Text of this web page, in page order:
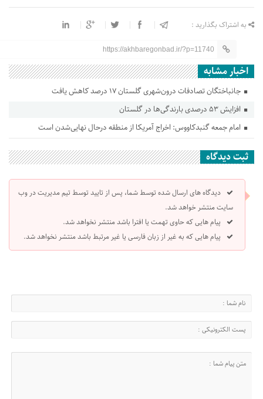
به اشتراک بگذارید :
https://akhbaregonbad.ir/?p=11740
اخبار مشابه
جانباختگان تصادفات درون‌شهری گلستان ۱۷ درصد کاهش یافت
افزایش ۵۳ درصدی بارندگی‌ها در گلستان
امام جمعه گنبدکاووس: اخراج آمریکا از منطقه درحال نهایی‌شدن است
ثبت دیدگاه
دیدگاه های ارسال شده توسط شما، پس از تایید توسط تیم مدیریت در وب
سایت منتشر خواهد شد.
پیام هایی که حاوی تهمت یا افترا باشد منتشر نخواهد شد.
پیام هایی که به غیر از زبان فارسی یا غیر مرتبط باشد منتشر نخواهد شد.